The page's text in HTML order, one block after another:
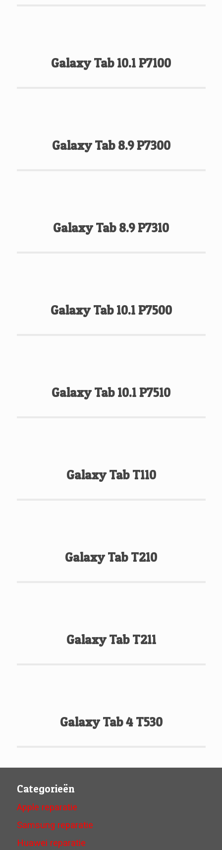
Galaxy Tab 10.1 P7100
Galaxy Tab 8.9 P7300
Galaxy Tab 8.9 P7310
Galaxy Tab 10.1 P7500
Galaxy Tab 10.1 P7510
Galaxy Tab T110
Galaxy Tab T210
Galaxy Tab T211
Galaxy Tab 4 T530
Categorieën
Apple reparatie
Samsung reparatie
Huawei reparatie